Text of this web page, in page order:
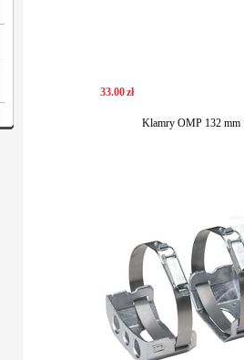
33.00zł
Klamry OMP 132 mm